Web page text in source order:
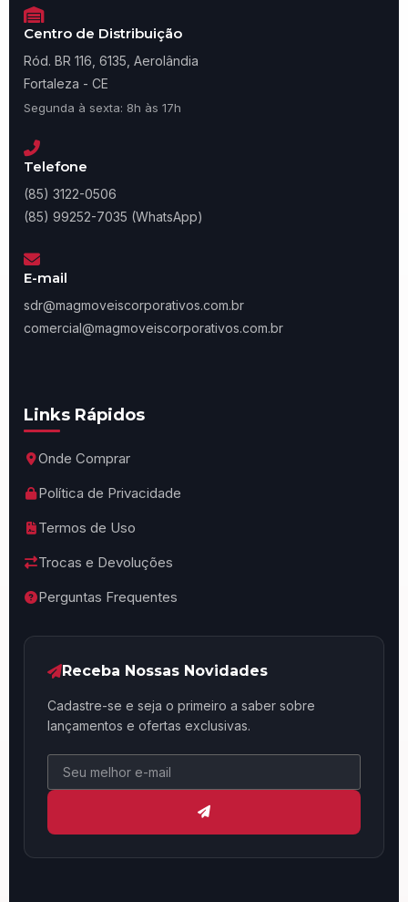
Centro de Distribuição
Ród. BR 116, 6135, Aerolândia
Fortaleza - CE
Segunda à sexta: 8h às 17h
Telefone
(85) 3122-0506
(85) 99252-7035 (WhatsApp)
E-mail
sdr@magmoveiscorporativos.com.br
comercial@magmoveiscorporativos.com.br
Links Rápidos
Onde Comprar
Política de Privacidade
Termos de Uso
Trocas e Devoluções
Perguntas Frequentes
Receba Nossas Novidades
Cadastre-se e seja o primeiro a saber sobre
lançamentos e ofertas exclusivas.